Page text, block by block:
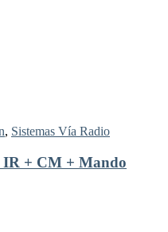
, Sistemas Vía Radio
+ CM + Mando